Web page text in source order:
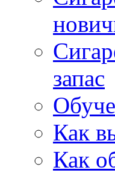
запас
Как
Как